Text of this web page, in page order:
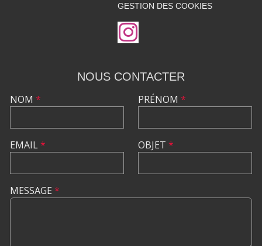
GESTION DES COOKIES
NOUS CONTACTER
NOM *
EMAIL*
PRÉNOM *
OBJET *
MESSAGE *